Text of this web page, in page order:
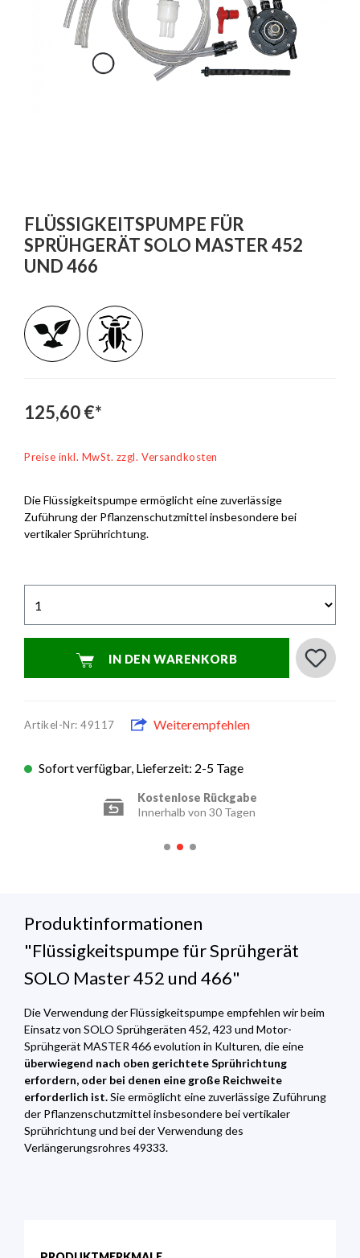
FLÜSSIGKEITSPUMPE FÜR
SPRÜHGERÄT SOLO MASTER 452
UND 466
125,60 €*
Preise inkl. MwSt. zzgl. Versandkosten
Die Flüssigkeitspumpe ermöglicht eine zuverlässige
Zuführung der Pflanzenschutzmittel insbesondere bei
vertikaler Sprührichtung.
IN DEN WARENKORB
Artikel-Nr: 49117 Weiterempfehlen
Sofort verfügbar, Lieferzeit: 2-5 Tage
Kostenlose Rückgabe
Innerhalb von 30 Tagen
Produktinformationen
"Flüssigkeitspumpe für Sprühgerät
SOLO Master 452 und 466"
Die Verwendung der Flüssigkeitspumpe empfehlen wir beim
Einsatz von SOLO Sprühgeräten 452, 423 und Motor-
Sprühgerät MASTER 466 evolution in Kulturen, die eine
überwiegend nach oben gerichtete Sprührichtung
erfordern, oder bei denen eine große Reichweite
erforderlich ist.Sie ermöglicht eine zuverlässige Zuführung
der Pflanzenschutzmittel insbesondere bei vertikaler
Sprührichtung und bei der Verwendung des
Verlängerungsrohres 49333.